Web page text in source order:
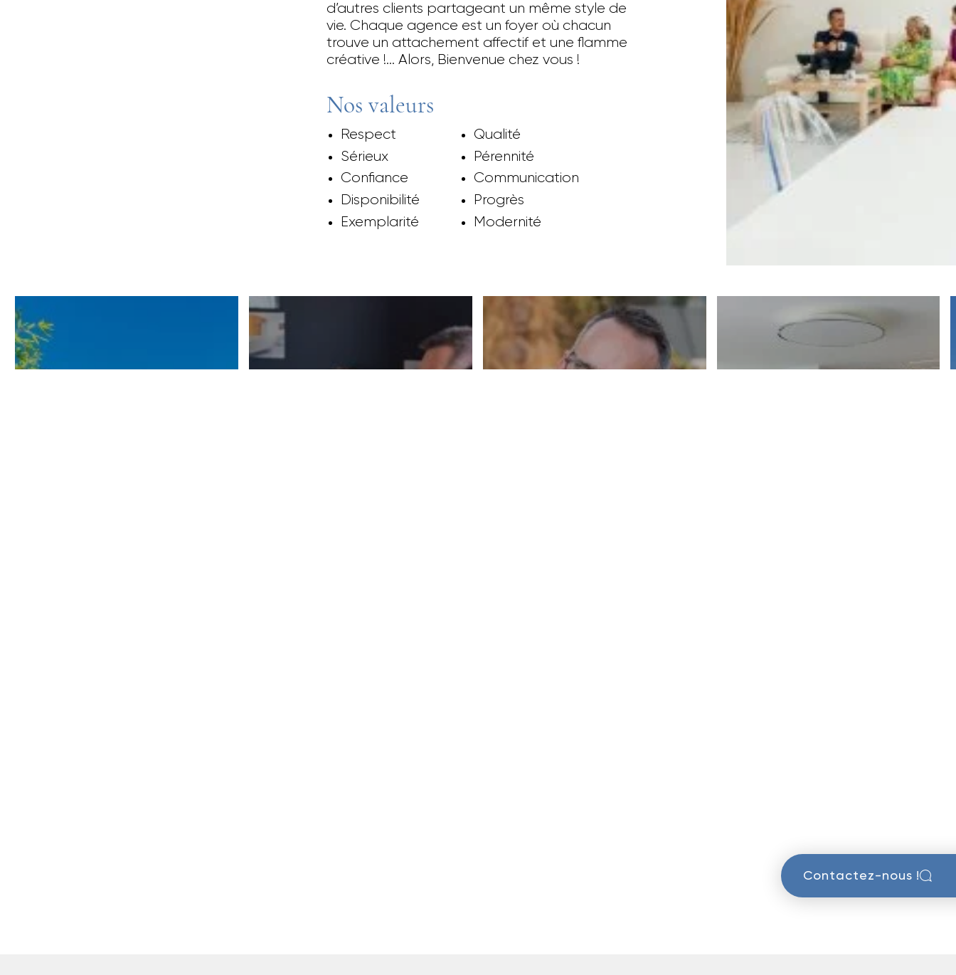
d’autres clients partageant un même style de
vie. Chaque agence est un foyer où chacun
trouve un attachement affectif et une flamme
créative !… Alors, Bienvenue chez vous !
Nos valeurs
Respect
Sérieux
Confiance
Disponibilité
Exemplarité
Qualité
Pérennité
Communication
Progrès
Modernité
Contactez-nous !